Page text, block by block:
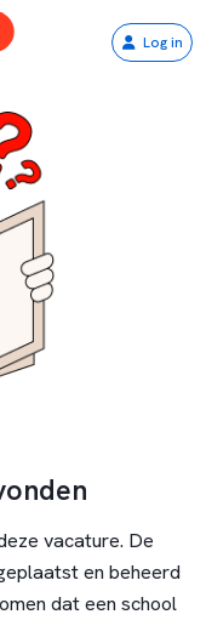
Log in
vacature. De
en beheerd
dat een school